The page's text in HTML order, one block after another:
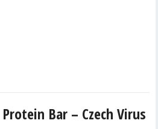
Protein Bar – Czech Virus